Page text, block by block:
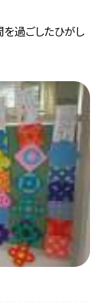
過ごしたひがし